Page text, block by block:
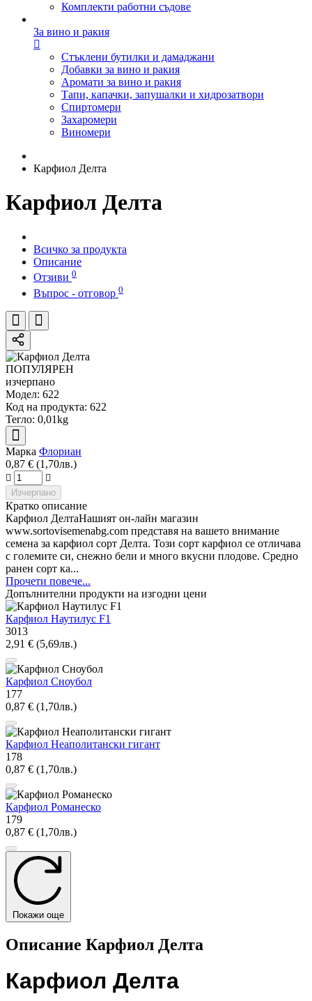
Комплекти работни съдове
За вино и ракия
Стъклени бутилки и дамаджани
Добавки за вино и ракия
Аромати за вино и ракия
Тапи, капачки, запушалки и хидрозатвори
Спиртомери
Захаромери
Виномери
Карфиол Делта
Карфиол Делта
Всичко за продукта
Описание
Отзиви 0
Въпрос - отговор 0
ПОПУЛЯРЕН
изчерпано
Модел: 622
Код на продукта: 622
Тегло: 0,01kg
Марка Флориан
0,87 € (1,70лв.)
Изчерпано
Кратко описание
Карфиол ДелтаНашият он-лайн магазин
www.sortovisemenabg.com представя на вашето внимание
семена за карфиол сорт Делта. Този сорт карфиол се отличава
с големите си, снежно бели и много вкусни плодове. Средно
ранен сорт ка...
Прочети повече...
Допълнителни продукти на изгодни цени
Карфиол Наутилус F1
3013
2,91 € (5,69лв.)
Карфиол Сноубол
177
0,87 € (1,70лв.)
Карфиол Неаполитански гигант
178
0,87 € (1,70лв.)
Карфиол Романеско
179
0,87 € (1,70лв.)
Покажи още
Описание Карфиол Делта
Карфиол Делта